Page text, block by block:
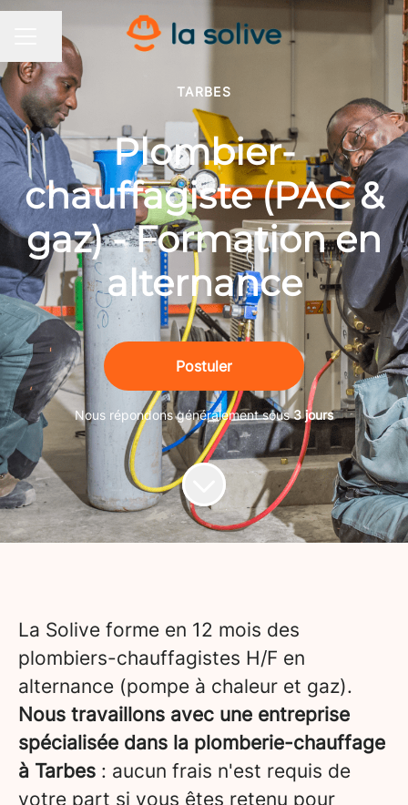
MENU CARRIÈRE
Partager la page
TARBES
Plombier-
chauffagiste (PAC &
gaz) - Formation en
alternance
Postuler
Nous répondons généralement sous3 jours
La Solive forme en 12 mois des
plombiers-chauffagistes H/F en
alternance (pompe à chaleur et gaz).
Nous travaillons avec une entreprise
spécialisée dans la plomberie-chauffage
à Tarbes : aucun frais n'est requis de
votre part si vous êtes retenu pour